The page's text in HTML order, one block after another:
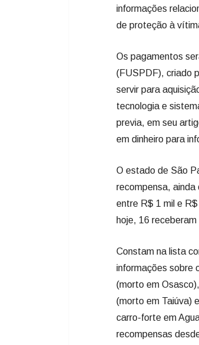
informações
de proteção à
Os pagamentos
(FUSPDF), criado
servir para
tecnologia e
previa, em seu
em dinheiro para
O estado de São
recompensa,
entre R$ 1 mil e
hoje, 16
Constam na lista
informações sobre
(morto em
(morto em Taiúva)
carro-forte em
recompensas